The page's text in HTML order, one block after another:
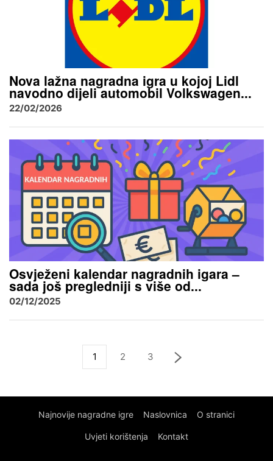
Nova lažna nagradna igra u kojoj Lidl
navodno dijeli automobil Volkswagen...
22/02/2026
Osvježeni kalendar nagradnih igara –
sada još pregledniji s više od...
02/12/2025
1 2 3
Najnovije nagradne igre Naslovnica O stranici
Uvjeti korištenja Kontakt